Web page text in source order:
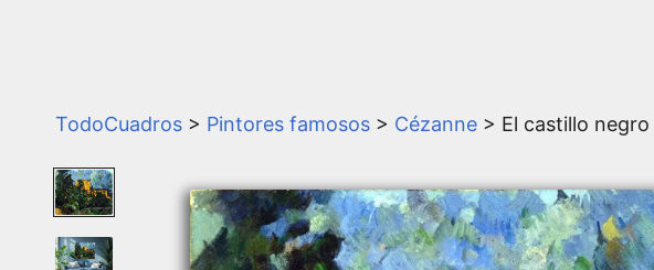
TodoCuadros > Pintores famosos > Cézanne > El castillo negro